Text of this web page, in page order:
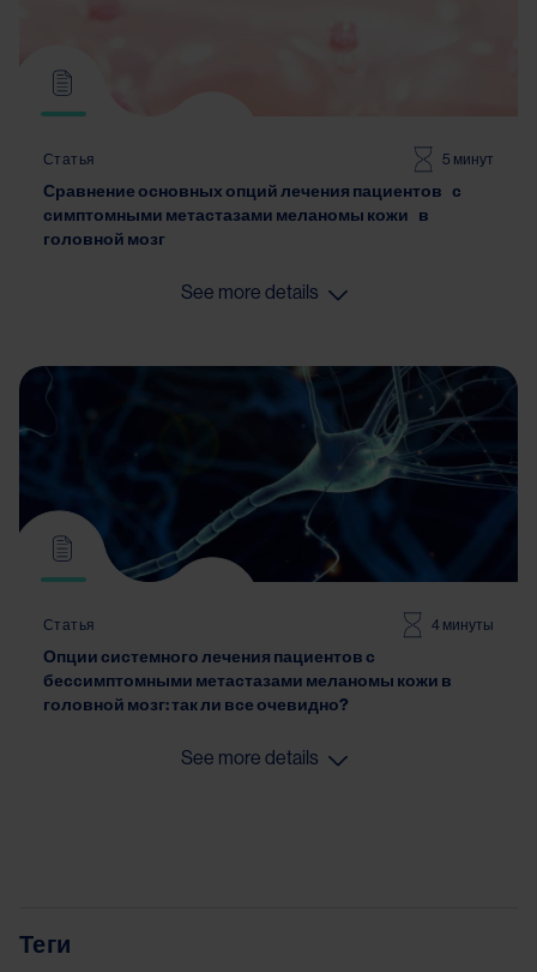
Статья 5 минут
Сравнение основных опций лечения пациентов с
симптомными метастазами меланомы кожи в
головной мозг
See more details
Статья 4 минуты
Опции системного лечения пациентов с
бессимптомными метастазами меланомы кожи в
головной мозг: так ли все очевидно?
See more details
Теги